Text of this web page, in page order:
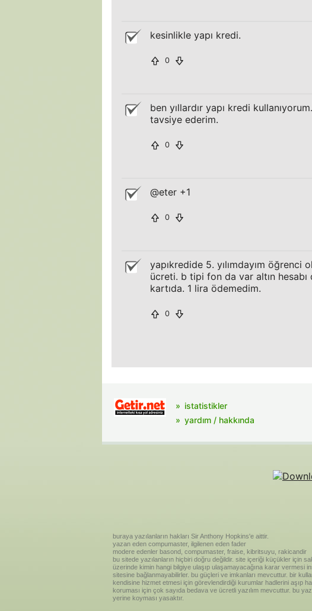
kesinlikle yapı kredi.
0
ben yıllardır yapı kredi
tavsiye ederim.
0
@eter +1
0
yapıkredide 5. yılımdayım öğrenci
ücreti. b tipi fon da var altın
kartıda. 1 lira ödemedim.
0
istatistikler
yardım / hakkında
buraya yazılanların hakları Sir Anthony Hopkins'e aittir.
yazan eden compumaster, ilgilenen eden fader
modere edenler basond, compumaster, fraise, kibritsuyu, rakicandir
bu sitede yazılanların hiçbiri doğru değildir. site içeriği küçükler için
üzerinde kimin hangi bilgiye ulaşıp ulaşamayacağına karar vermesi
sitesine bağlanmayabilirler. bu güçleri ve imkanları mevcuttur. bir
kendisine hizmet etmesi için görevlendirdiği kurumlar hadlerini aşıp
koruması için çok sayıda bedava ve ücretli yazılım mevcuttur. bu
yerine koyması yasaktır.